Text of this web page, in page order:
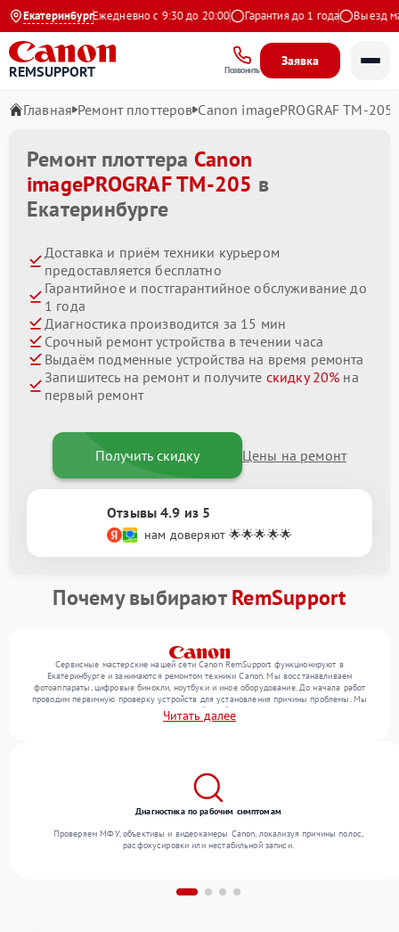
Екатеринбург
на Яндекс Ежедневно с 9:30 до 20:00 Гарантия до 1 года Выезд
REMSUPPORT Позвонить
Заявка
Главная Ремонт плоттеров Canon imagePROGRAF TM-205
Ремонт плоттера Canon
imagePROGRAF TM-205 в
Екатеринбурге
Доставка и приём техники курьером
предоставляется бесплатно
Гарантийное и постгарантийное обслуживание до
1 года
Диагностика производится за 15 мин
Срочный ремонт устройства в течении часа
Выдаём подменные устройства на время ремонта
Запишитесь на ремонт и получите скидку 20% на
первый ремонт
Получить скидку Цены на ремонт
Отзывы 4.9 из 5
нам доверяют 🌟🌟🌟🌟🌟
Почему выбираютRemSupport
Сервисные мастерские нашей сети Canon RemSupport функционируют в
Екатеринбурге и занимаются ремонтом техники Canon. Мы восстанавливаем
фотоаппараты, цифровые бинокли, ноутбуки и иное оборудование. До начала работ
проводим первичную проверку устройств для установления причины проблемы. Мы
уточняем с посетителем набор нужных действий и их цену, лишь потом выполняем
восстановление с заменой запчастей по необходимости. В конце подтверждаем
Читать далее
Диагностика по рабочим симптомам
Проверяем МФУ, объективы и видеокамеры Canon, локализуя причины полос,
расфокусировки или нестабильной записи.